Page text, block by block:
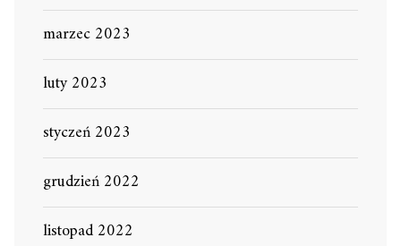
marzec 2023
luty 2023
styczeń 2023
grudzień 2022
listopad 2022